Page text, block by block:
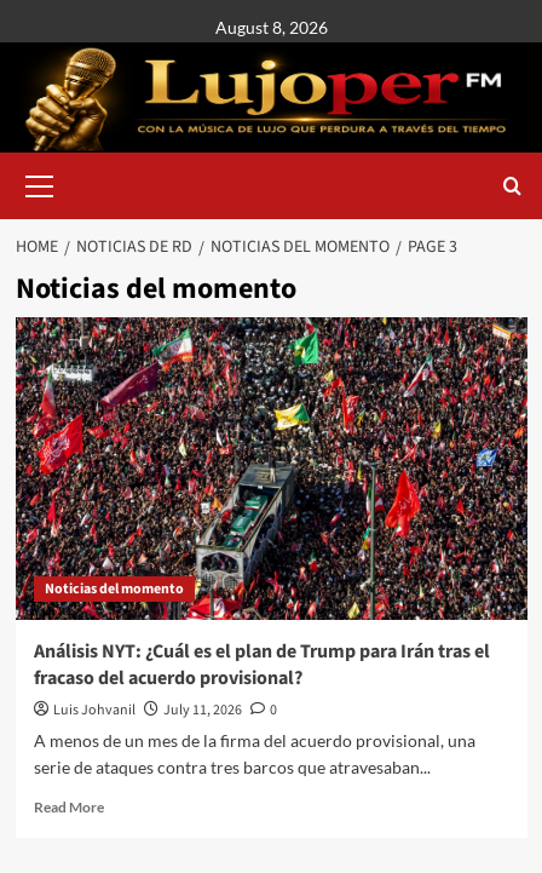
August 8, 2026
HOME NOTICIAS DE RD NOTICIAS DEL MOMENTO PAGE 3
Noticias del momento
Noticias del momento
Análisis NYT: ¿Cuál es el plan de Trump para Irán tras el
fracaso del acuerdo provisional?
Luis Johvanil July 11, 2026
0
A menos de un mes de la firma del acuerdo provisional, una
serie de ataques contra tres barcos que atravesaban...
Read More